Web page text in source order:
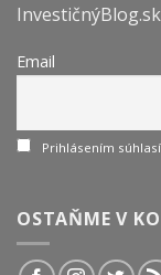
InvestičnýBlog.sk
Email
Prihlásením
OSTAŇME V